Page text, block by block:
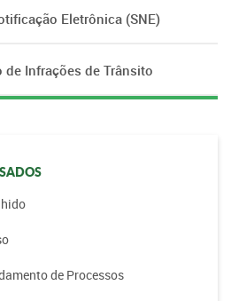
Eletrônica (SNE)
Infrações de Trânsito
de Processos